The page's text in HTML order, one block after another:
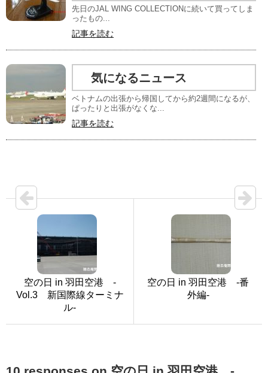
先日のJAL WING COLLECTIONに続いて買ってしま
ったもの...
記事を読む
気になるニュース
ベトナムの出張から帰国してから約2週間になるが、
ぱったりと出張がなくな...
記事を読む
空の日 in 羽田空港 -
Vol.3 新国際線ターミナ
ル-
空の日 in 羽田空港 -番
外編-